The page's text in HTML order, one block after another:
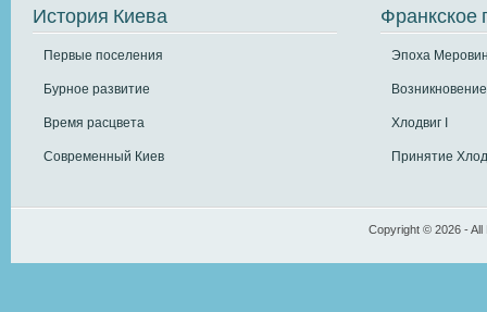
История Киева
Первые поселения
Бурное развитие
Время расцвета
Современный Киев
Франкское
Эпоха
Хлодвиг I
Принятие
Copyright © 2026 -